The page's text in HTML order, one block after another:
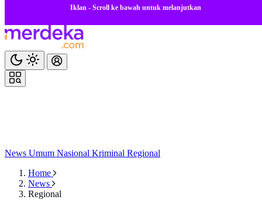
Iklan - Scroll ke bawah untuk melanjutkan
News Umum Nasional Kriminal Regional
Home
News
Regional